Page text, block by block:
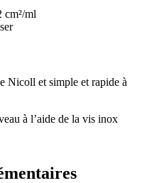
cm²/ml
Nicoll et simple et rapide à
à l’aide de la vis inox